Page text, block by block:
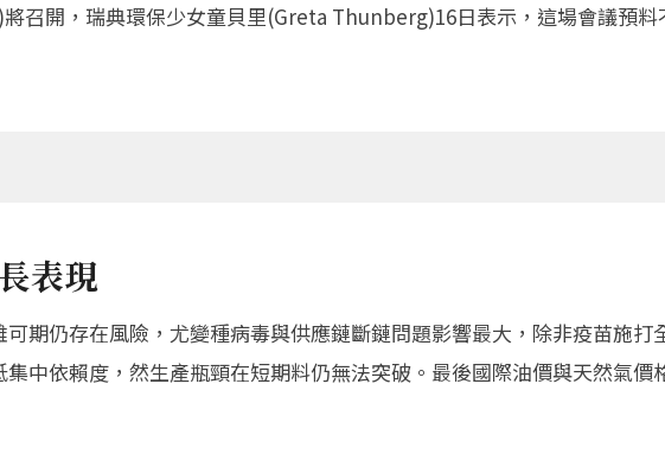
召開，瑞典環保少女童貝里(Greta Thunberg)16日表示，這場會議預料
表現
期仍存在風險，尤變種病毒與供應鏈斷鏈問題影響最大，除非疫苗施打
中依賴度，然生產瓶頸在短期料仍無法突破。最後國際油價與天然氣價